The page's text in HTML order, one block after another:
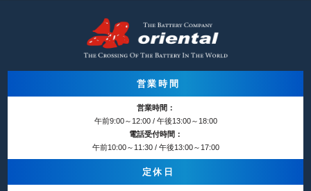
営業時間
営業時間：
午前9:00～12:00 / 午後13:00～18:00
電話受付時間：
午前10:00～11:30 / 午後13:00～17:00
定休日